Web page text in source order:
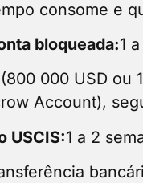
consome e
bloqueada:1
000 USD ou
Account),
USCIS:1 a 2